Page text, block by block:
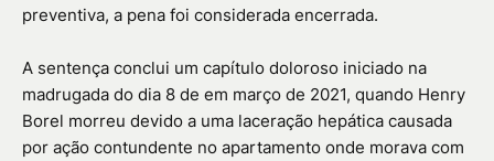
preventiva, a pena foi considerada encerrada.
A sentença conclui um capítulo doloroso iniciado na
madrugada do dia 8 de em março de 2021, quando Henry
Borel morreu devido a uma laceração hepática causada
por ação contundente no apartamento onde morava com